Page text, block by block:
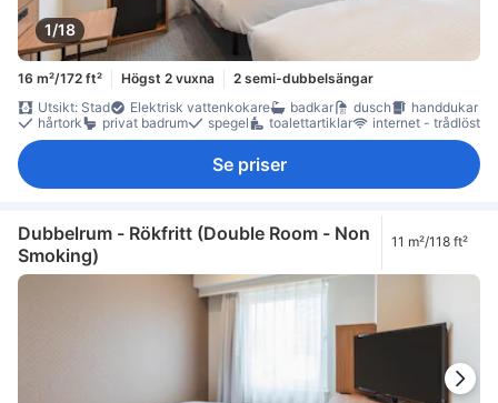
1/18
16 m²/172 ft² Högst 2 vuxna
2 semi-dubbelsängar
Utsikt: Stad
Elektrisk vattenkokare badkar dusch
handdukar
hårtork
privat badrum spegel toalettartiklar internet - trådlöst
Se priser
Dubbelrum - Rökfritt (Double Room - Non
Smoking)
11 m²/118 ft²